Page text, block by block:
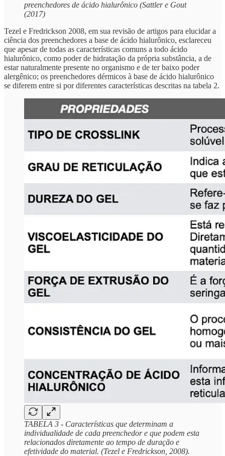
preenchedores de ácido hialurônico (Sattler e Gout
(2017)
Tezel e Fredrickson 2008, em sua revisão de artigos para elucidar a
ciência dos preenchedores a base de ácido hialurônico, esclareceu
que apesar de todas as características comuns a todo ácido
hialurônico, como poder de hidratação da própria substância, a de
estar naturalmente presente no organismo e de ter baixo poder
alergênico; os preenchedores dérmicos à base de ácido hialurônico
se diferem entre si por diferentes características descritas na tabela 2.
TABELA 3 - Características que determinam a
individualidade de cada preenchedor e que podem esta
relacionados diretamente ao tempo de duração e
efetividade do material. (Tezel e Fredrickson, 2008).